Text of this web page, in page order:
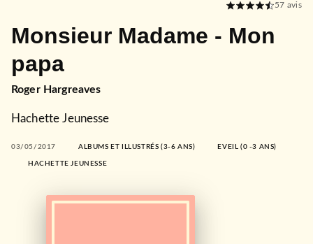
57 avis
Monsieur Madame - Mon
papa
Roger Hargreaves
Hachette Jeunesse
03/05/2017 ALBUMS ET ILLUSTRÉS (3-6 ANS) EVEIL (0 -3 ANS)
HACHETTE JEUNESSE